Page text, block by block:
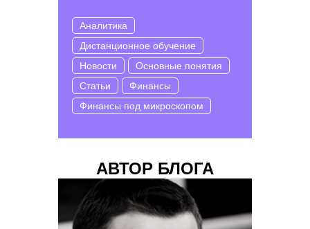
Аналитика
Дистанционное обучение
Новости
Основные понятия
Статьи
Финансы
Финансы под микроскопом
АВТОР БЛОГА